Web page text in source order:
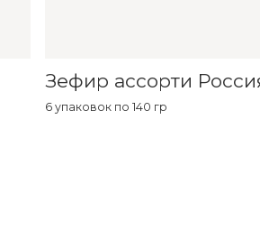
Зефир ассорти
6 упаковок по 140 гр